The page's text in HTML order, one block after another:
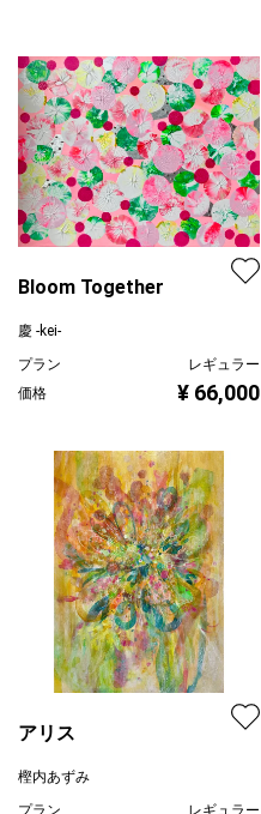
Bloom Together
慶 -kei-
プラン
レギュラー
価格
¥ 66,000
アリス
樫内あずみ
プラン
レギュラー